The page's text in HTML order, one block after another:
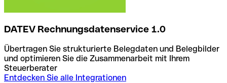
DATEV Rechnungsdatenservice 1.0
Übertragen Sie strukturierte Belegdaten und Belegbilder
und optimieren Sie die Zusammenarbeit mit Ihrem
Steuerberater
Entdecken Sie alle Integrationen